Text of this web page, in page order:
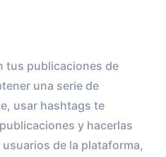
tus publicaciones de
una serie de
usar hashtags te
y hacerlas
de la plataforma,